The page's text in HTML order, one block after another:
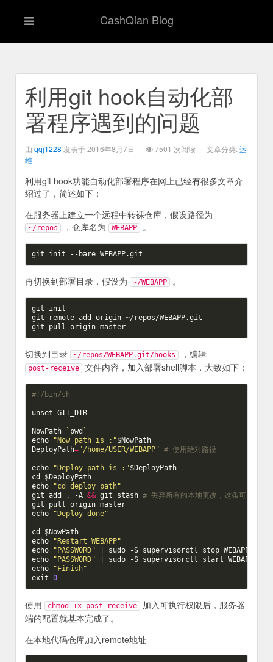
CashQian Blog
利用git hook自动化部
署程序遇到的问题
由 qqj1228 发表于 2016年8月7日 7501 次阅读 文章分类:运
维
利用git hook功能自动化部署程序在网上已经有很多文章介
绍过了，简述如下：
在服务器上建立一个远程中转裸仓库，假设路径为
~/repos ，仓库名为 WEBAPP 。
再切换到部署目录，假设为 ~/WEBAPP 。
git init
git remote add origin ~/repos/WEBAPP.git
切换到目录 ~/repos/WEBAPP.git/hooks ，编辑
post-receive 文件内容，加入部署shell脚本，大致如下：
#!/bin/sh
unset GIT_DIR
NowPath= ` pwd `
echo
"Now path is :"$NowPath
DeployPath="/home/USER/WEBAPP" # 使用绝对路径
echo "Deploy path is :"$DeployPath
cd
$DeployPath
echo
"cd deploy path"
git add . -A && git stash # 丢弃所有的本地更改，这条可以看情
echo
"Deploy done"
cd
$NowPath
echo
"Restart WEBAPP"
echo
"PASSWORD"
echo
"PASSWORD"
echo
"Finish"
exit 0
使用 chmod +x post-receive
加入可执行权限后，服务器
端的配置就基本完成了。
在本地代码仓库加入remote地址